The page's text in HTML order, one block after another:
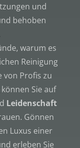
und
behoben
warum es
Reinigung
von Profis zu
Sie auf
Leidenschaft
Gönnen
Luxus einer
erleben Sie